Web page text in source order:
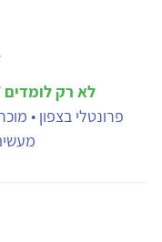
לא רק לומדים CBT מפתחים חשיבה קלינית
פרונטלי בצפון •